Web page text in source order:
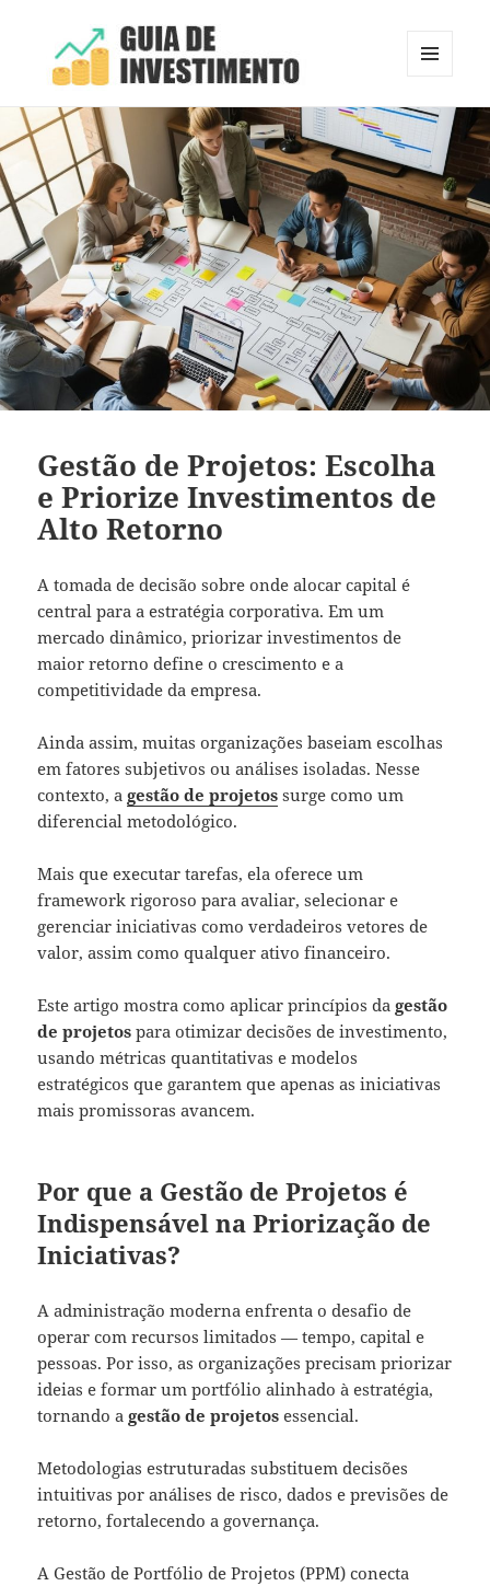
Guia de Investimento
E
WIDGETS
Gestão de Projetos: Escolha
e Priorize Investimentos de
Alto Retorno
A tomada de decisão sobre onde alocar capital é
central para a estratégia corporativa. Em um
mercado dinâmico, priorizar investimentos de
maior retorno define o crescimento e a
competitividade da empresa.
Ainda assim, muitas organizações baseiam escolhas
em fatores subjetivos ou análises isoladas. Nesse
contexto, agestão de projetos surge como um
diferencial metodológico.
Mais que executar tarefas, ela oferece um
framework rigoroso para avaliar, selecionar e
gerenciar iniciativas como verdadeiros vetores de
valor, assim como qualquer ativo financeiro.
Este artigo mostra como aplicar princípios dagestão
de projetos para otimizar decisões de investimento,
usando métricas quantitativas e modelos
estratégicos que garantem que apenas as iniciativas
mais promissoras avancem.
Por que a Gestão de Projetos é
Indispensável na Priorização de
Iniciativas?
A administração moderna enfrenta o desafio de
operar com recursos limitados — tempo, capital e
pessoas. Por isso, as organizações precisam priorizar
ideias e formar um portfólio alinhado à estratégia,
tornando agestão de projetos essencial.
Metodologias estruturadas substituem decisões
intuitivas por análises de risco, dados e previsões de
retorno, fortalecendo a governança.
A Gestão de Portfólio de Projetos (PPM) conecta